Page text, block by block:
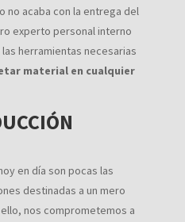
no acaba con la entrega del
experto personal interno
herramientas necesarias
material en cualquier
en día son pocas las
destinadas a un mero
nos comprometemos a